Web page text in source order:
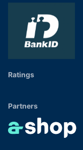
Ratings
Partners